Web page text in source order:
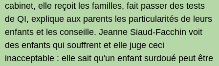
cabinet, elle reçoit les familles, fait passer des tests
de QI, explique aux parents les particularités de leurs
enfants et les conseille. Jeanne Siaud-Facchin voit
des enfants qui souffrent et elle juge ceci
inacceptable : elle sait qu'un enfant surdoué peut être